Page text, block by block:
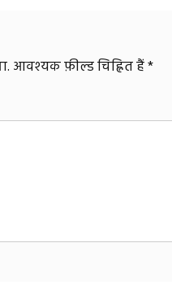
आवश्यक फ़ील्ड चिह्नित हैं*